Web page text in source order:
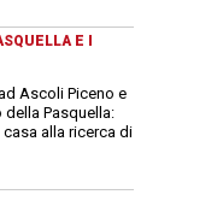
E I
Ascoli Piceno e
Pasquella:
alla ricerca di